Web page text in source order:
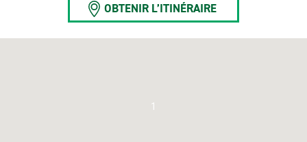
OBTENIR L’ITINÉRAIRE
1